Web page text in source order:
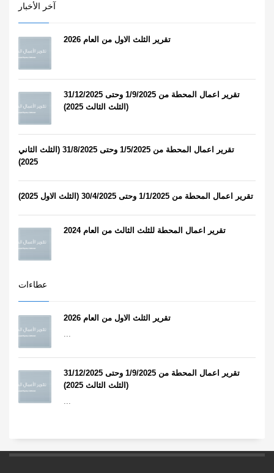
آخر الأخبار
تقرير الثلث الاول من العام 2026
تقرير اعمال المحطة من 1/9/2025 وحتى 31/12/2025
(الثلث الثالث 2025)
تقرير اعمال المحطة من 1/5/2025 وحتى 31/8/2025 (الثلث الثاني
2025)
تقرير اعمال المحطة من 1/1/2025 وحتى 30/4/2025 (الثلث الاول 2025)
تقرير اعمال المحطة للثلث الثالث من العام 2024
عطاءات
تقرير الثلث الاول من العام 2026
تقرير اعمال المحطة من 1/9/2025 وحتى 31/12/2025
(الثلث الثالث 2025)